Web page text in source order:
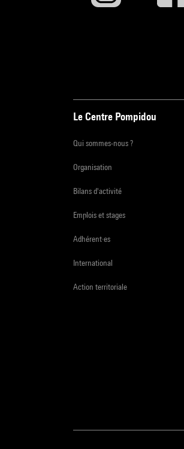
Le Centre Pompidou
Qui sommes-nous ?
Organisation
Bilans d'activité
Emplois et stages
Adhérent·es
International
Action territoriale